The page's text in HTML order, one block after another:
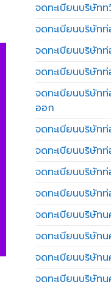
จดทะเบียนบริษัท
จดทะเบียนบริษัท
จดทะเบียนบริษัท
จดทะเบียนบริษัท
จดทะเบียนบริษัท
ออก
จดทะเบียนบริษัท
จดทะเบียนบริษัท
จดทะเบียนบริษัท
จดทะเบียนบริษัท
จดทะเบียนบริษัท
จดทะเบียนบริษัท
จดทะเบียนบริษัทน
จดทะเบียนบริษัทน